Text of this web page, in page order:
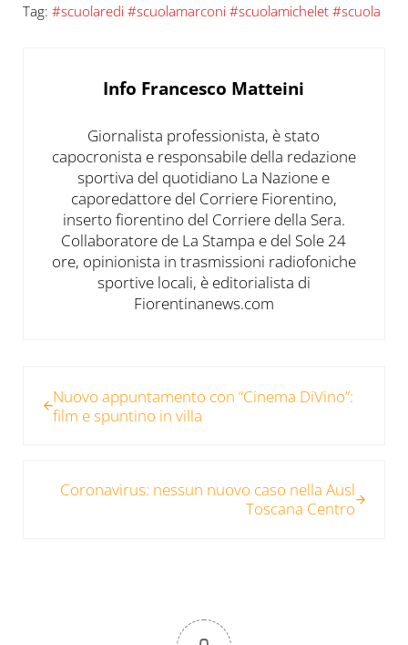
Tag: #scuolaredi #scuolamarconi #scuolamichelet #scuola
Info Francesco Matteini
Giornalista professionista, è stato
capocronista e responsabile della redazione
sportiva del quotidiano La Nazione e
caporedattore del Corriere Fiorentino,
inserto fiorentino del Corriere della Sera.
Collaboratore de La Stampa e del Sole 24
ore, opinionista in trasmissioni radiofoniche
sportive locali, è editorialista di
Fiorentinanews.com
Nuovo appuntamento con “Cinema DiVino”:
film e spuntino in villa
Coronavirus: nessun nuovo caso nella Ausl
Toscana Centro